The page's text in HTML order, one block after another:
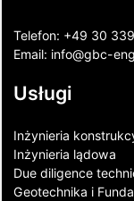
Telefon: +49 30
Email: info@gbc-
Usługi
Inżynieria
Inżynieria lądowa
Due diligence
Geotechnika i